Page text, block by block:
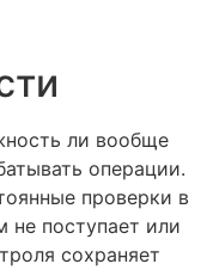
ли вообще
операции.
проверки в
не поступает или
сохраняет